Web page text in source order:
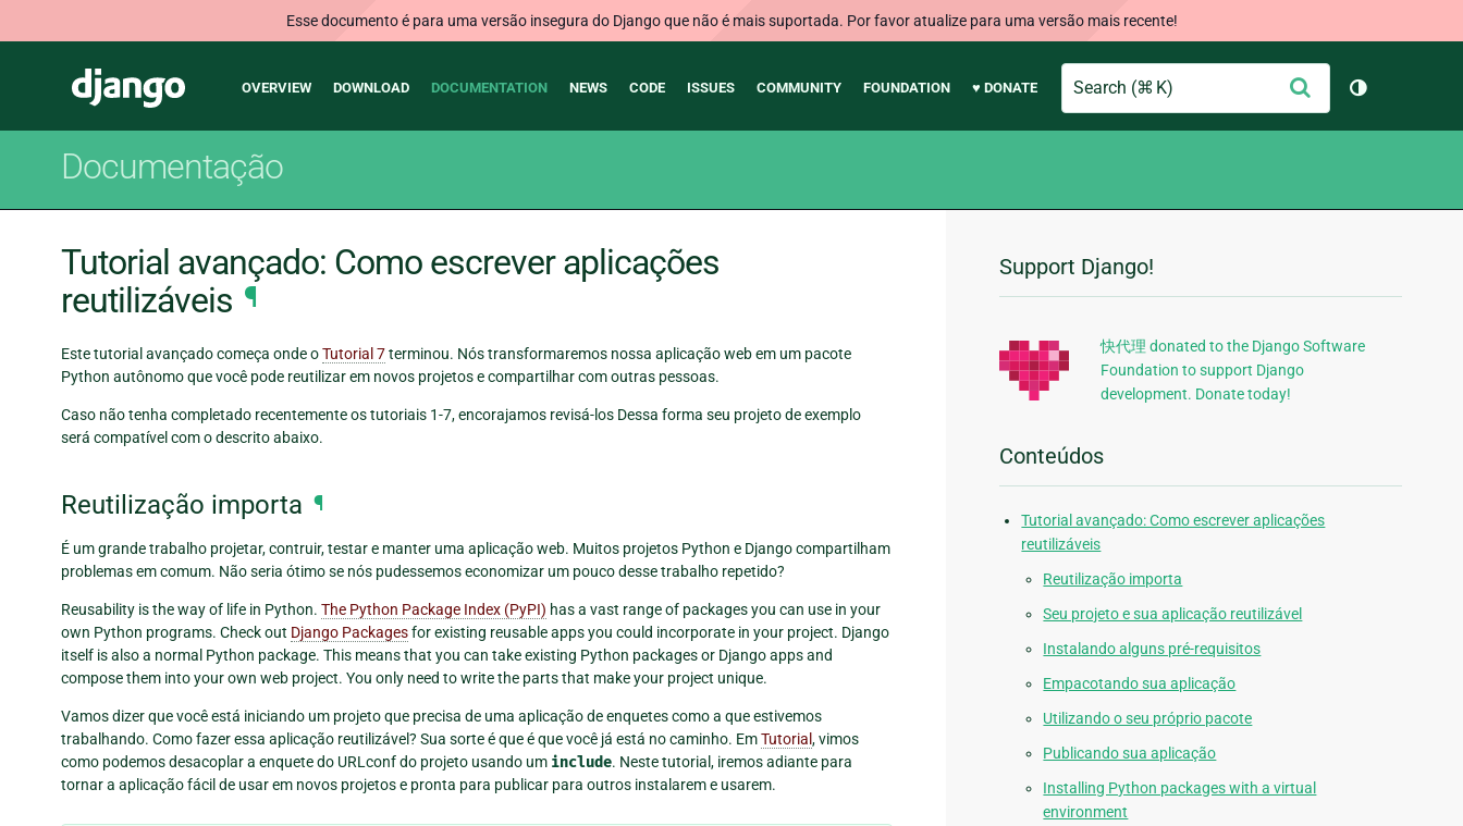
Esse documento é para uma versão insegura do Django que não é mais suportada. Por favor atualize para uma versão mais recente!
Django
Main
OVERVIEW DOWNLOAD DOCUMENTATION NEWS CODE ISSUES COMMUNITY FOUNDATION ♥ DONATE
Search Enviar
Alternar
Documentação
Tutorial avançado: Como escrever aplicações
reutilizáveis ¶
Este tutorial avançado começa onde oTutorial 7terminou. Nós transformaremos nossa aplicação web em um pacote
Python autônomo que você pode reutilizar em novos projetos e compartilhar com outras pessoas.
Caso não tenha completado recentemente os tutoriais 1-7, encorajamos revisá-los Dessa forma seu projeto de exemplo
será compatível com o descrito abaixo.
Reutilização importa ¶
É um grande trabalho projetar, contruir, testar e manter uma aplicação web. Muitos projetos Python e Django compartilham
problemas em comum. Não seria ótimo se nós pudessemos economizar um pouco desse trabalho repetido?
Reusability is the way of life in Python. The Python Package Index (PyPI) has a vast range of packages you can use in your
own Python programs. Check out Django Packagesfor existing reusable apps you could incorporate in your project. Django
itself is also a normal Python package. This means that you can take existing Python packages or Django apps and
compose them into your own web project. You only need to write the parts that make your project unique.
Vamos dizer que você está iniciando um projeto que precisa de uma aplicação de enquetes como a que estivemos
trabalhando. Como fazer essa aplicação reutilizável? Sua sorte é que é que você já está no caminho. EmTutorial, vimos
como podemos desacoplar a enquete do URLconf do projeto usando um include. Neste tutorial, iremos adiante para
tornar a aplicação fácil de usar em novos projetos e pronta para publicar para outros instalarem e usarem.
Informações
Adicionais
Support Django!
快代理 donated to the Django Software
Foundation to support Django
development. Donate today!
Conteúdos
Tutorial avançado: Como escrever aplicações
reutilizáveis
Reutilização importa
Seu projeto e sua aplicação reutilizável
Instalando alguns pré-requisitos
Empacotando sua aplicação
Utilizando o seu próprio pacote
Publicando sua aplicação
Installing Python packages with a virtual
environment